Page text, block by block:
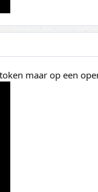
maar op een